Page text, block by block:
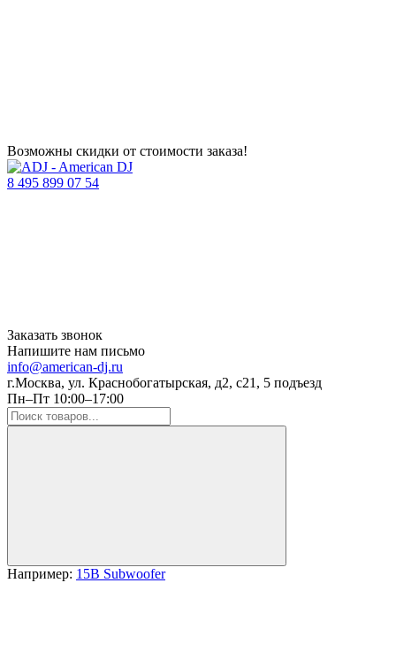
Возможны скидки от стоимости заказа!
8 495 899 07 54
Заказать звонок
Напишите нам письмо
info@american-dj.ru
г.Москва, ул. Краснобогатырская, д2, с21, 5 подъезд
Пн–Пт 10:00–17:00
Например: 15B Subwoofer